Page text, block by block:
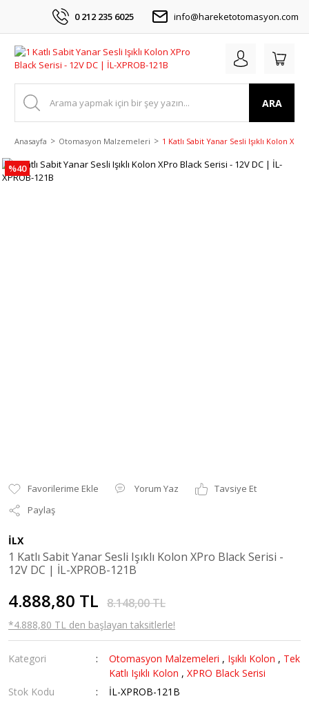
0 212 235 6025 info@hareketotomasyon.com
ARA
Anasayfa Otomasyon Malzemeleri 1 Katlı Sabit Yanar Sesli Işıklı Kolon
%40
Yorum Yaz
Tavsiye Et
Paylaş
İLX
1 Katlı Sabit Yanar Sesli Işıklı Kolon XPro Black Serisi -
12V DC | İL-XPROB-121B
4.888,80 TL 8.148,00 TL
*4.888,80 TL den başlayan taksitlerle!
Kategori Otomasyon Malzemeleri , Işıklı Kolon , Tek
Katlı Işıklı Kolon ,XPRO Black Serisi
Stok Kodu
İL-XPROB-121B